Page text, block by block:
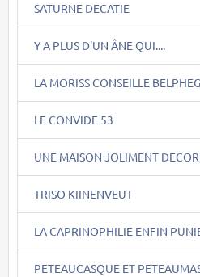
SATURNE DECATIE
Y A PLUS D'UN ÂNE QUI....
LA MORISS CONSEILLE
LE CONVIDE 53
UNE MAISON JOLIMENT
TRISO KIINENVEUT
LA CAPRINOPHILIE ENFIN
PETEAUCASQUE ET